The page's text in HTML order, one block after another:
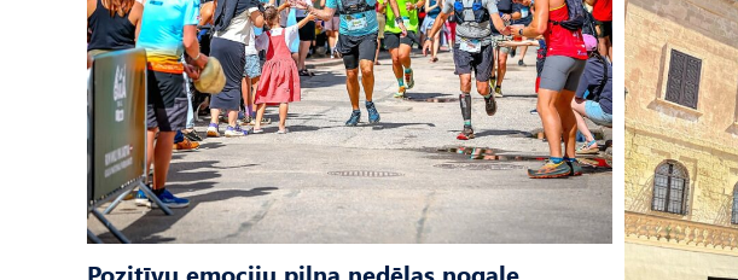
Pozitīvu emociju pilna nedēļas nogale